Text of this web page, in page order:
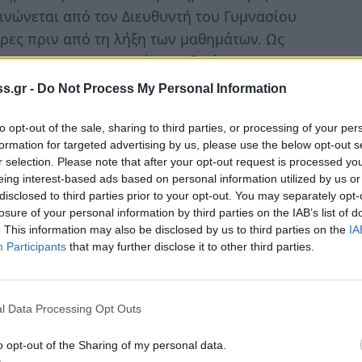
- Do Not Process My Personal Information
opt-out of the sale, sharing to third parties, or processing of your
for targeted advertising by us, please use the below opt-out
selection. Please note that after your opt-out request is processed
interest-based ads based on personal information utilized by us
to third parties prior to your opt-out. You may separately
of your personal information by third parties on the IAB’s list of
This information may also be disclosed by us to third parties on the
Participants that may further disclose it to other third parties.
Data Processing Opt Outs
opt-out of the Sharing of my personal data.
από τον Διευθυντή του Γυμνασίου
πριν από τη λήξη των μαθημάτων. Ως
για τις κατατακτήριες εξετάσεις των κατ'
Σύμφωνα με το άρθρο 12 του εν λόγω
ή απόλυσης,
επίδοσης τουλάχιστον δέκα (10) ή
επίδοσης τουλάχιστον δεκατρία (13).
προαγωγής ή απόλυσης, ο μαθητής
πριν την έναρξη των
στη δεύτερη εξεταστική περίοδο,
οποία ο βαθμός ετήσιας επίδοσής του
των μαθημάτων αυτών δεν